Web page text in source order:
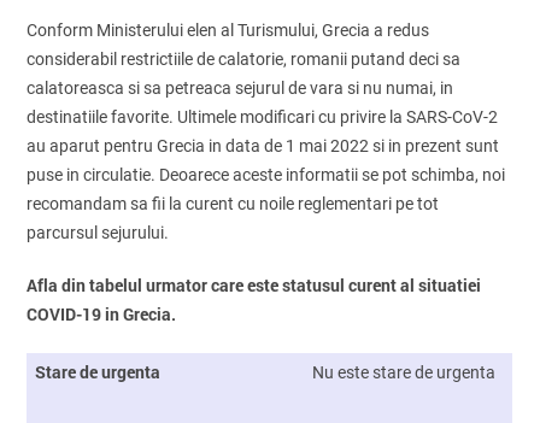
Conform Ministerului elen al Turismului, Grecia a redus
considerabil restrictiile de calatorie, romanii putand deci sa
calatoreasca si sa petreaca sejurul de vara si nu numai, in
destinatiile favorite. Ultimele modificari cu privire la SARS-CoV-2
au aparut pentru Grecia in data de 1 mai 2022 si in prezent sunt
puse in circulatie. Deoarece aceste informatii se pot schimba, noi
recomandam sa fii la curent cu noile reglementari pe tot
parcursul sejurului.
Afla din tabelul urmator care este statusul curent al situatiei
COVID-19 in Grecia.
Stare de urgenta Nu este stare de urgenta